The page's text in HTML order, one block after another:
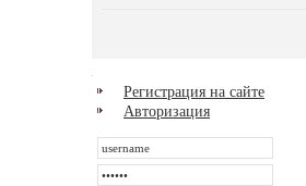
Регистрация на сайте
Авторизация